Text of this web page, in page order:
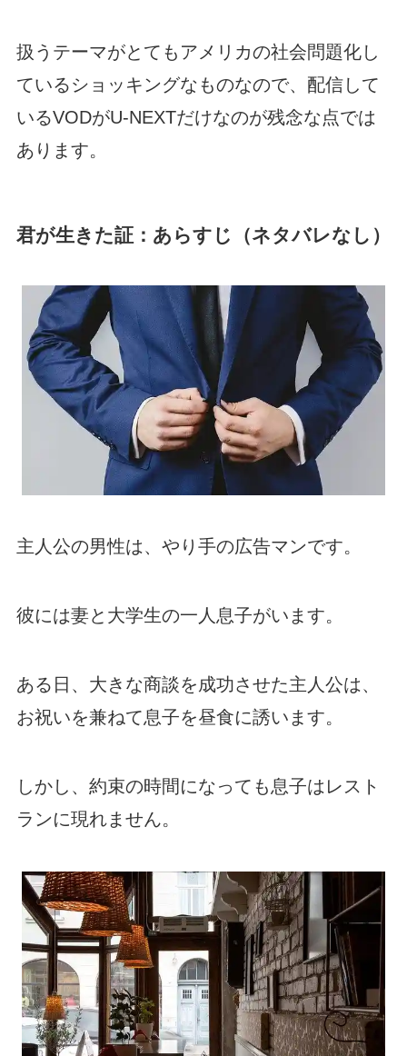
扱うテーマがとてもアメリカの社会問題化し
ているショッキングなものなので、配信して
いるVODがU-NEXTだけなのが残念な点では
あります。
君が生きた証：あらすじ（ネタバレなし）
主人公の男性は、やり手の広告マンです。
彼には妻と大学生の一人息子がいます。
ある日、大きな商談を成功させた主人公は、
お祝いを兼ねて息子を昼食に誘います。
しかし、約束の時間になっても息子はレスト
ランに現れません。